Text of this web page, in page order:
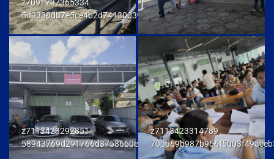
z7091737365334
5d9338db7e5ce4b2d741300392f80174
z7113423292851
58943769d291766d3758650e972d81fd
z7113423314789